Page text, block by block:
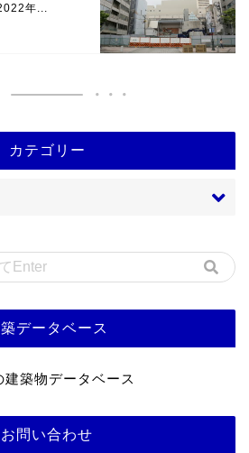
年...
カテゴリー
データベース
築物データベース
お問い合わせ